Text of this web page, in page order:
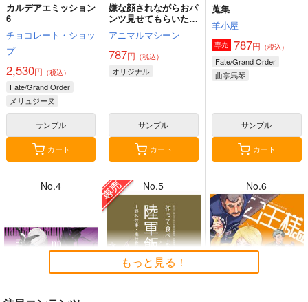
7月31日掲載
7月30日掲載 7月30日掲載
7月28日掲載
カルデアエミッション
6
チョコレート・ショッ
プ
2,530円 （税込）
Fate/Grand Order
メリュジーヌ
サンプル
カート
嫌な顔されながらおパ
ンツ見せてもらいたい
本14
アニマルマシーン
787円 （税込）
オリジナル
サンプル
カート
蒐集
羊小屋
専売 787円 （税込）
Fate/Grand Order
曲亭馬琴
サンプル
カート
No.4 No.5 No.6
もっと見る！